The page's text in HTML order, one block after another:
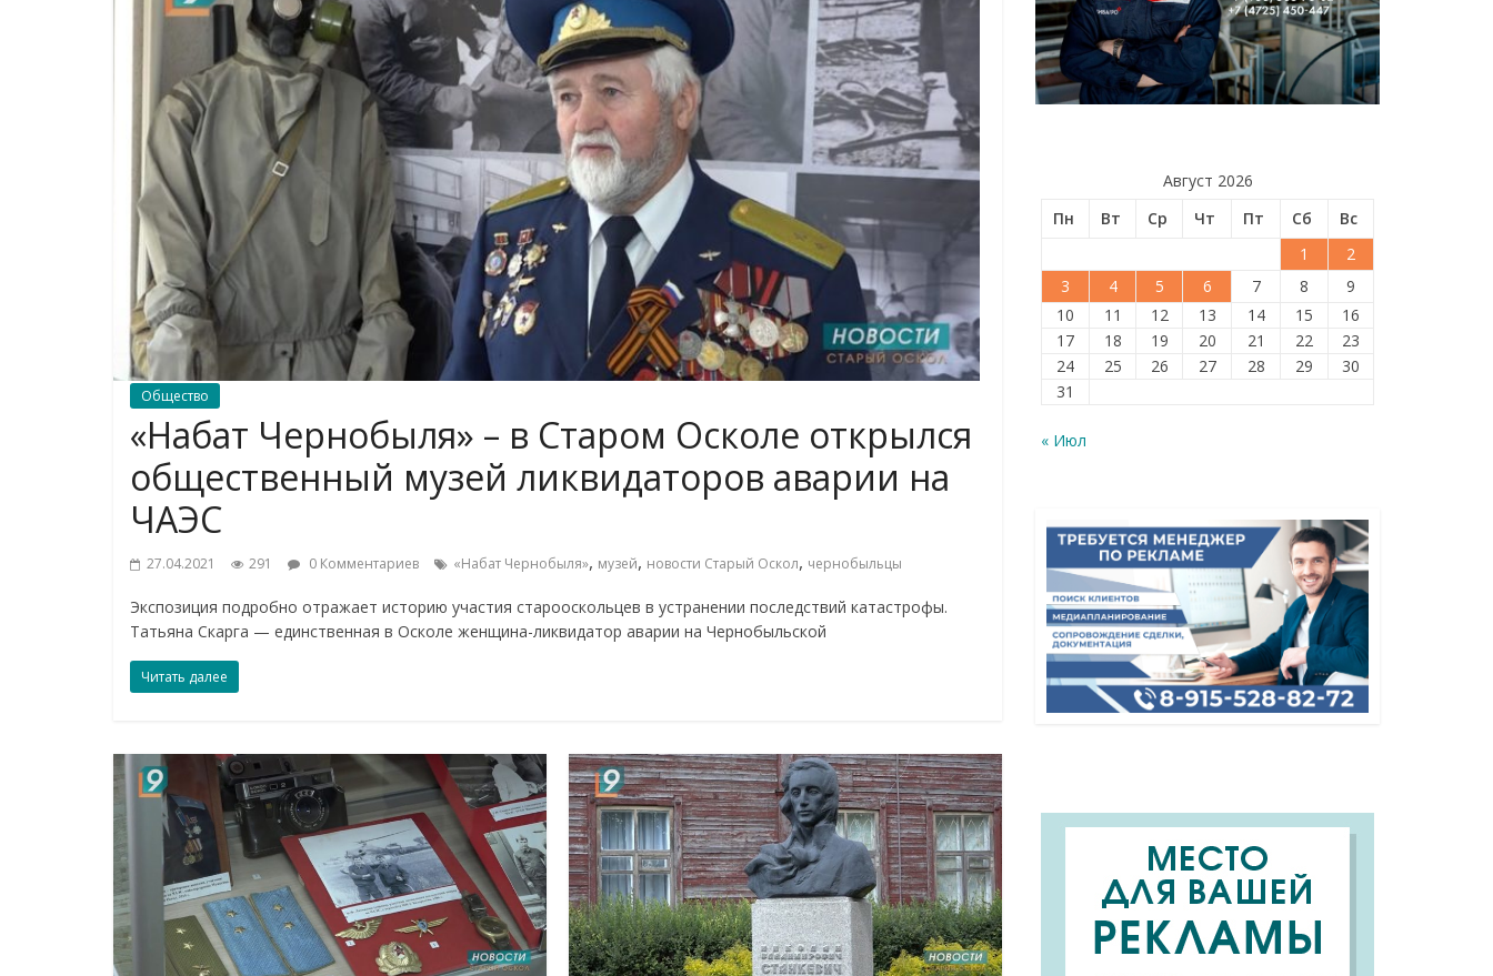
Общество
«Набат Чернобыля» – в Старом Осколе открылся
общественный музей ликвидаторов аварии на
ЧАЭС
27.04.2021 291 0 Комментариев «Набат Чернобыля», музей, новости Старый Оскол, чернобыльцы
Экспозиция подробно отражает историю участия старооскольцев в устранении последствий катастрофы.
Татьяна Скарга — единственная в Осколе женщина-ликвидатор аварии на Чернобыльской
Читать далее
Август 2026
Пн
Вт Ср Чт Пт Сб
Вс
1
2
3
4 5 6 7 8
9
10
11 12 13 14 15
16
17
18 19 20 21 22
23
24
25 26 27 28 29
30
31
« Июл